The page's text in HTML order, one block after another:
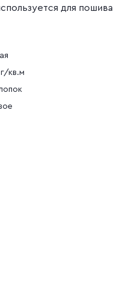
для пошива
кв.м